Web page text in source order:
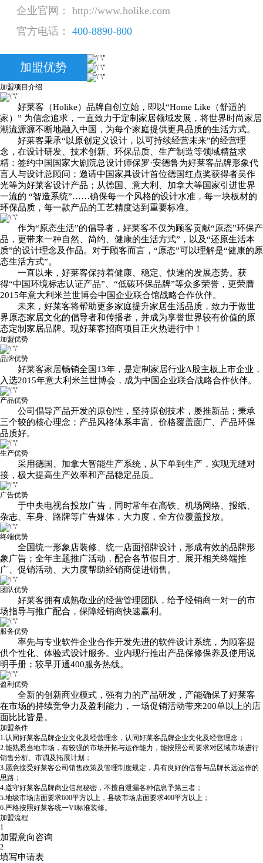
献“原态”环保产品，更带来一种自然、简约、健
康的生活方式，以及“还原生活本质”的设计理念
及作品。对于顾客而言，“原态”可以理解是“健康
的原态生活方式”。
一直以来，好莱客保持着健康、稳定、快速的发
展态势。不仅担任全国工商联衣柜专委会执行会
长、中国衣柜品牌联盟主席，获得“中国环境标志
认证产品”、“低碳环保品牌”等众多荣誉，更荣膺
2015年意大利米兰世博会中国企业联合馆战略合
作伙伴。
未来，好莱客将帮助更多家庭提升家居生活品
质，致力于做世界原态家居文化的倡导者和传播
者，并成为享誉世界更具价值的原态定制家居品
牌。
企业官网： http://www.holike.com
官方电话： 400-8890-800
加盟优势
加盟项目介绍
好莱客（Holike）品牌自创立始，即以“Home Like（舒适的
家）” 为信念追求，一直致力于定制家居领域发展，将世界时尚家居
潮流源源不断地融入中国，为每个家庭提供更具品质的生活方式。
好莱客秉承“以原创定义设计，以可持续经营未来”的经营理
念，在设计研发、技术创新、环保品质、生产制造等领域精益求
精：签约中国国家大剧院总设计师保罗·安德鲁为好莱客品牌形象代
言人与设计总顾问；邀请中国家具设计首位德国红点奖获得者吴作
光等为好莱客设计产品；从德国、意大利、加拿大等国家引进世界
一流的 “智造系统”……确保每一个风格的设计水准，每一块板材的
环保品质，每一款产品的工艺精度达到重要标准。
作为“原态生活”的倡导者，好莱客不仅为顾客贡献“原态”环保产
品，更带来一种自然、简约、健康的生活方式”，以及“还原生活本
质”的设计理念及作品。对于顾客而言，“原态”可以理解是“健康的原
态生活方式”。
一直以来，好莱客保持着健康、稳定、快速的发展态势。获
得“中国环境标志认证产品”、“低碳环保品牌”等众多荣誉，更荣膺
2015年意大利米兰世博会中国企业联合馆战略合作伙伴。
未来，好莱客将帮助更多家庭提升家居生活品质，致力于做世
界原态家居文化的倡导者和传播者，并成为享誉世界较有价值的原
态定制家居品牌。现好莱客招商项目正火热进行中！
加盟优势
品牌优势
好莱客家居畅销全国13年，是定制家居行业A股主板上市企业，
入选2015年意大利米兰世博会，成为中国企业联合战略合作伙伴。
产品优势
公司倡导产品开发的原创性，坚持原创技术，屡推新品；秉承
三个较的核心理念；产品风格体系丰富、价格覆盖面广、产品环保
品质好。
生产优势
采用德国、加拿大智能生产系统，从下单到生产，实现无缝对
接，极大提高生产效率和产品稳定品质。
广告优势
于中央电视台投放广告，同时常年在高铁、机场网络、报纸、
杂志、车身、路牌等广告媒体，大力度，全方位覆盖投放。
终端优势
全国统一形象店装修、统一店面招牌设计，形成有效的品牌形
象广告；全年主题推广活动，配合各节假日才、展开相关终端推
广、促销活动、大力度帮助经销商促进销售。
团队优势
好莱客拥有成熟敬业的经营管理团队，给予经销商一对一的市
场指导与推广配合，保障经销商快速赢利。
服务优势
率先与专业软件企业合作开发先进的软件设计系统，为顾客提
供个性化、体验式设计服务。业内现行推出产品保修保养及使用说
明手册；较早开通400服务热线。
盈利优势
全新的创新商业模式，强有力的产品研发，产能确保了好莱客
在市场的持续竞争力及盈利能力，一场促销活动带来200单以上的店
面比比皆是。
加盟条件
1.认同好莱客品牌企业文化及经营理念，认同好莱客品牌企业文化及经营理念；
2.能熟悉当地市场，有较强的市场开拓与运作能力，能按照公司要求对区域市场进行
销售分析、市调及拓展计划；
3.愿意接受好莱客公司销售政策及管理制度规定，具有良好的信誉与品牌长远运作的
思路；
4.遵守好莱客品牌商业信息秘密，不擅自泄漏各种信息予第三者；
5.地级市场店面要求600平方以上，县级市场店面要求400平方以上；
6.严格按照好莱客统一VI标准装修。
加盟流程
1
加盟意向咨询
2
填写申请表